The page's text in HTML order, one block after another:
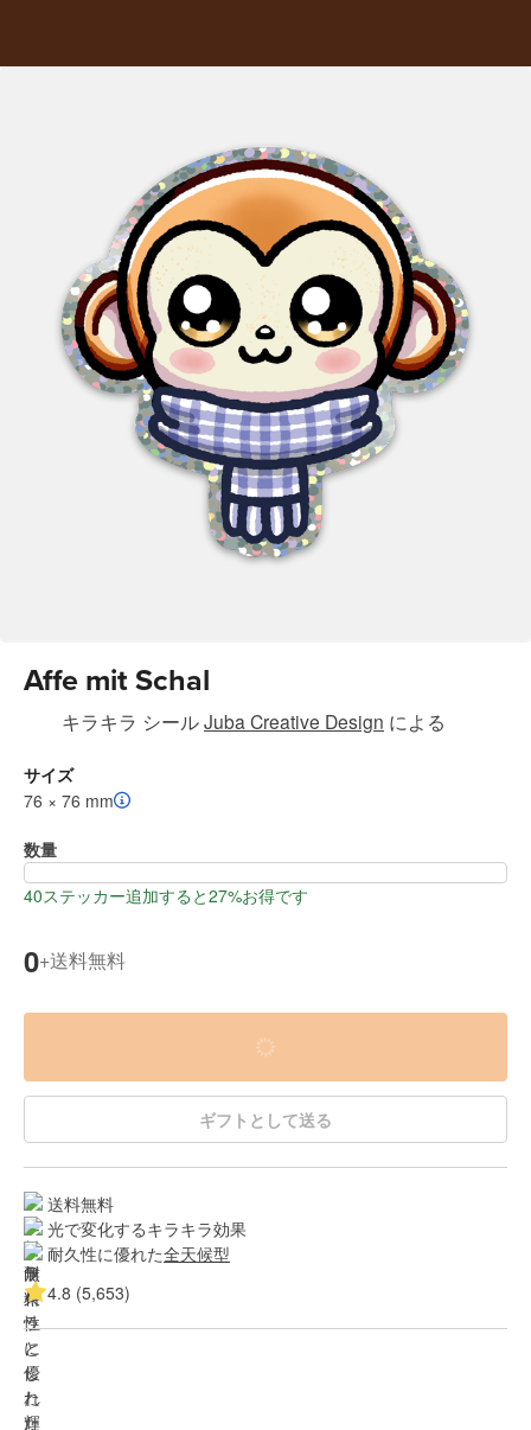
Affe mit Schal
キラキラ シールJuba Creative Design による
サイズ
76 × 76 mm
数量
40ステッカー追加すると27%お得です
0+送料無料
ギフトとして送る
送料無料
光で変化するキラキラ効果
耐久性に優れた全天候型
4.8 (5,653)